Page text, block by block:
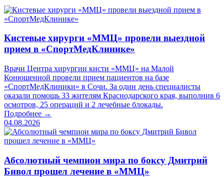
Кистевые хирурги «ММЦ» провели выездной
прием в «СпортМедКлинике»
Врачи Центра хирургии кисти «ММЦ» на Малой
Конюшенной провели прием пациентов на базе
«СпортМедКлиники» в Сочи. За один день специалисты
оказали помощь 33 жителям Краснодарского края, выполнив 6
осмотров, 25 операций и 2 лечебные блокады.
Подробнее →
04.08.2026
Абсолютный чемпион мира по боксу Дмитрий
Бивол прошел лечение в «ММЦ»